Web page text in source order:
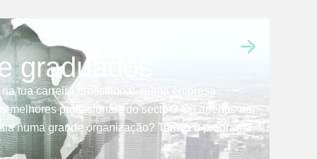
graduados
tua carreira profissional, numa empresa
melhores profissionais do sector? Ou apenas um
numa grande organização? Temos o programa